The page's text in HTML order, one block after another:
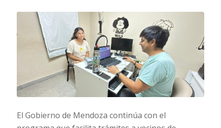
El Gobierno de Mendoza continúa con el